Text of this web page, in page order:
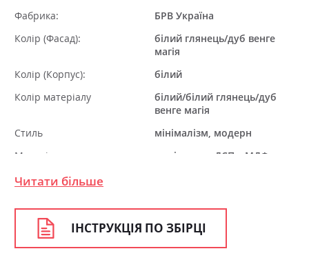
Фабрика:
БРВ Україна
Колір (Фасад):
білий глянець/дуб венге
магія
Колір (Корпус):
білий
Колір матеріалу
білий/білий глянець/дуб
венге магія
Стиль
мінімалізм, модерн
Матеріал
ламінована ДСП з МДФ
Читати більше
ІНСТРУКЦІЯ ПО ЗБІРЦІ